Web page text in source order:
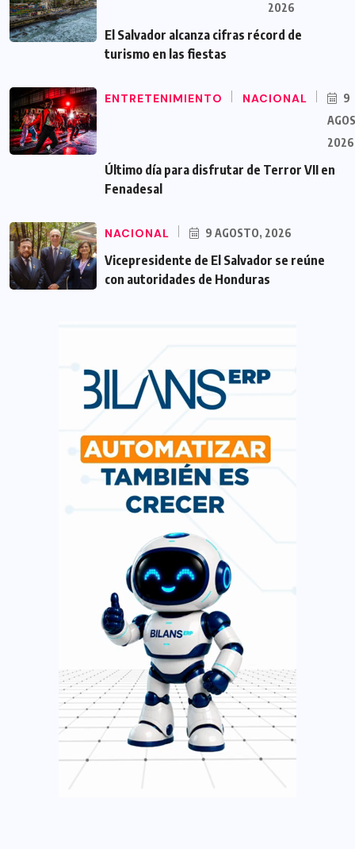
2026
El Salvador alcanza cifras récord de
turismo en las fiestas
ENTRETENIMIENTO NACIONAL
9
2026
Último día para disfrutar de Terror VII en
Fenadesal
NACIONAL 9 AGOSTO, 2026
Vicepresidente de El Salvador se reúne
con autoridades de Honduras